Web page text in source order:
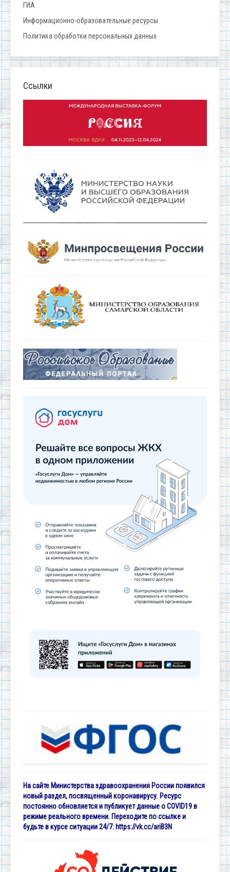
ГИА
Информационно-образовательные ресурсы
Политика обработки персональных данных
Ссылки
На сайте Министерства здравоохранения России появился
новый раздел, посвященный коронавирусу. Ресурс
постоянно обновляется и публикует данные о COVID19 в
режиме реального времени. Переходите по ссылке и
будьте в курсе ситуации 24/7: https://vk.cc/ariB3N